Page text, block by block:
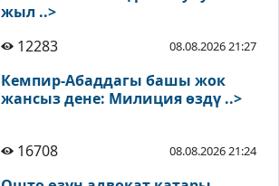
жыл ..>
12283
08.08.2026 21:27
Кемпир-Абаддагы башы жок
жансыз дене: Милиция өздү ..>
16708 08.08.2026 21:24